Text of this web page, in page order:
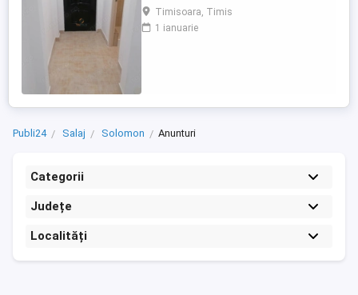
apartament cu 2 camere renovat situat in
zona Sagului, in proximitatea Noul Mall
Shopping City, Piata Doina. Apartamentul
Timisoara, Timis
1 ianuarie
Publi24 Salaj Solomon Anunturi
Categorii
Județe
Localități